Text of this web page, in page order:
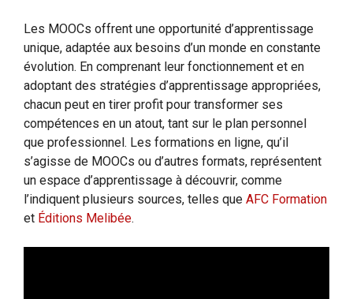
Les MOOCs offrent une opportunité d’apprentissage
unique, adaptée aux besoins d’un monde en constante
évolution. En comprenant leur fonctionnement et en
adoptant des stratégies d’apprentissage appropriées,
chacun peut en tirer profit pour transformer ses
compétences en un atout, tant sur le plan personnel
que professionnel. Les formations en ligne, qu’il
s’agisse de MOOCs ou d’autres formats, représentent
un espace d’apprentissage à découvrir, comme
l’indiquent plusieurs sources, telles que AFC Formation
et Éditions Melibée.